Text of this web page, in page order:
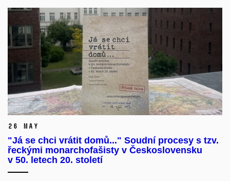
26 May
"Já se chci vrátit domů..." Soudní procesy s tzv.
řeckými monarchofašisty v Československu
v 50. letech 20. století